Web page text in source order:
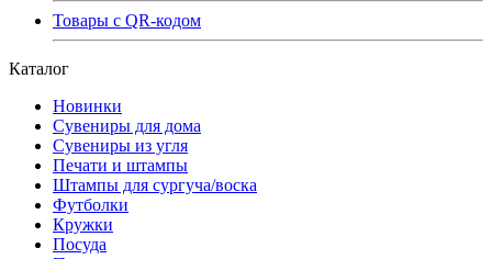
Товары с QR-кодом
Каталог
Новинки
Сувениры для дома
Сувениры из угля
Печати и штампы
Штампы для сургуча/воска
Футболки
Кружки
Посуда